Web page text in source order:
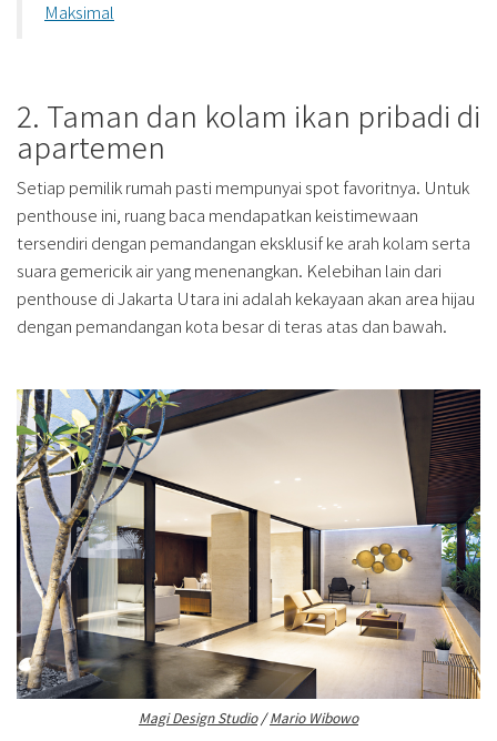
Maksimal
2. Taman dan kolam ikan pribadi di
apartemen
Setiap pemilik rumah pasti mempunyai spot favoritnya. Untuk
penthouse ini, ruang baca mendapatkan keistimewaan
tersendiri dengan pemandangan eksklusif ke arah kolam serta
suara gemericik air yang menenangkan. Kelebihan lain dari
penthouse di Jakarta Utara ini adalah kekayaan akan area hijau
dengan pemandangan kota besar di teras atas dan bawah.
Magi Design Studio/Mario Wibowo